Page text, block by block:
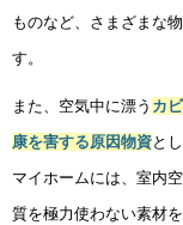
ものなど、さまざまな
す。
また、空気中に漂う カ
康を害する原因物資と
マイホームには、室内
質を極力使わない素材を